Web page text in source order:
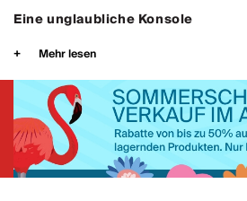
Eine unglaubliche Konsole
Falls „fest“ und an die Wand
kann zu einem leibhaftigen Tisch,
bemerkenswerten Abmessungen,
ist es möglich einen Essbereich, der
vorhanden ist, zu erschaffen, um
Anlässe zu empfangen. [...]
Mehr lesen